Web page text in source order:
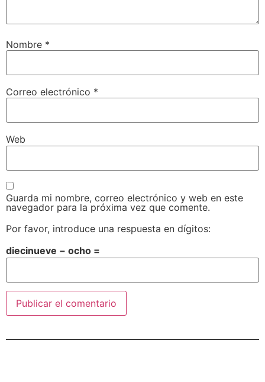
Nombre *
Correo electrónico *
Web
Guarda mi nombre, correo electrónico y web en este
navegador para la próxima vez que comente.
Por favor, introduce una respuesta en dígitos:
diecinueve − ocho =